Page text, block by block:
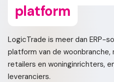
platform
LogicTrade is meer dan ERP-
platform van de
retailers en woninginrichters,
leveranciers.